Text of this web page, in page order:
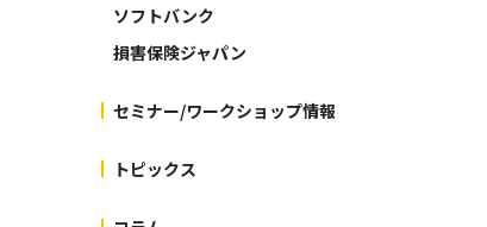
ソフトバンク
損害保険ジャパン
セミナー/ワークショップ情報
トピックス